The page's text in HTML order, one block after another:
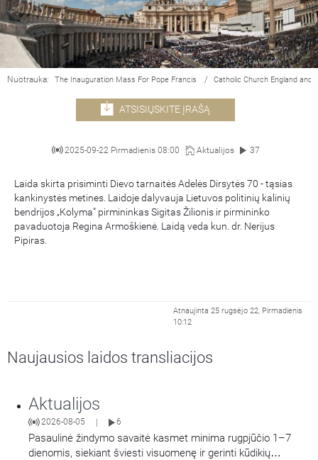
Nuotrauka: The Inauguration Mass For Pope Francis / Catholic Church England and
ATSISIŲSKITE ĮRAŠĄ
2025-09-22 Pirmadienis 08:00 Aktualijos 37
Laida skirta prisiminti Dievo tarnaitės Adelės Dirsytės 70 - tąsias
kankinystės metines. Laidoje dalyvauja Lietuvos politinių kalinių
bendrijos „Kolyma“ pirmininkas Sigitas Žilionis ir pirmininko
pavaduotoja Regina Armoškienė. Laidą veda kun. dr. Nerijus
Pipiras.
Atnaujinta 25 rugsėjo 22, Pirmadienis
10:12
Naujausios laidos transliacijos
Aktualijos
2026-08-05 6
Pasaulinė žindymo savaitė kasmet minima rugpjūčio 1–7
dienomis, siekiant šviesti visuomenę ir gerinti kūdikių